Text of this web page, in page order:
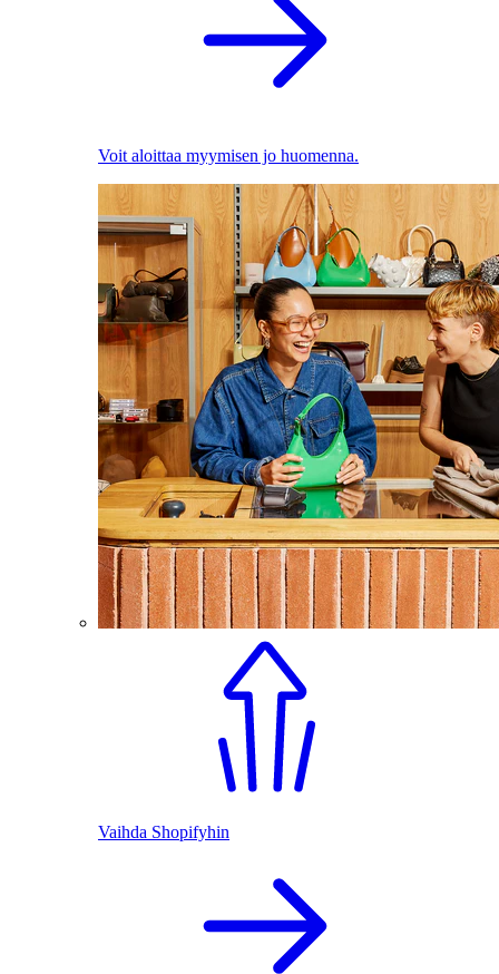
Voit aloittaa myymisen jo huomenna.
Vaihda Shopifyhin